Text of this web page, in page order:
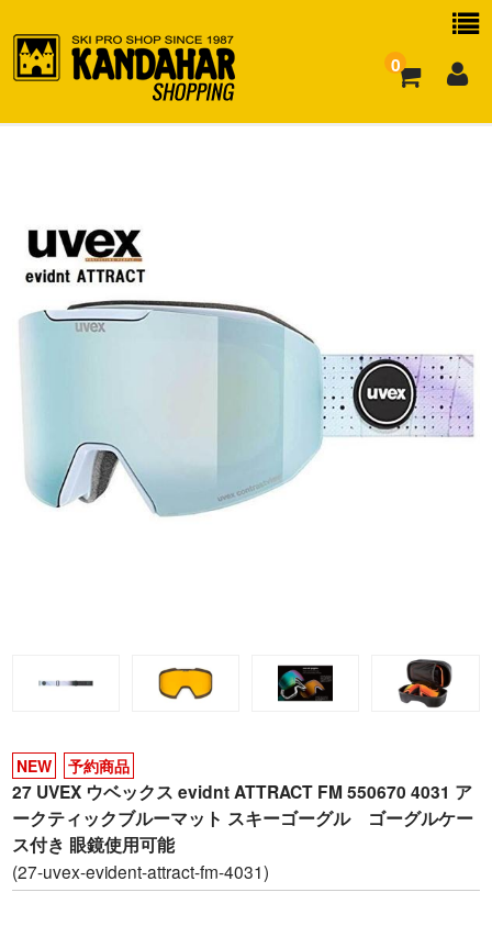
0
NEW 予約商品
27 UVEX ウベックス evidnt ATTRACT FM 550670 4031 ア
ークティックブルーマット スキーゴーグル ゴーグルケー
ス付き 眼鏡使用可能
(27-uvex-evident-attract-fm-4031)